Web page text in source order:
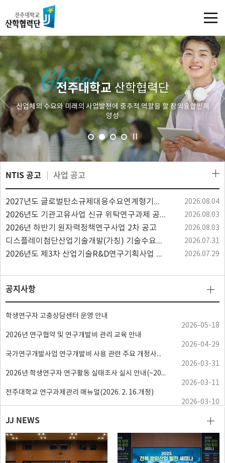
전주대학교산학협력단
산업체의 수요와 미래의 사업발전에 중추적 역할을 할 창의융합인재
양성
NTIS 공고
2027년도 글로벌탄소규제대응수요연계형기술개발사업 기술수요조사 공고 2026.08.04
2026년도 기관고유사업 신규 위탁연구과제 공고(~8.17.) 2026.08.03
2026년 하반기 원자력정책연구사업 2차 공고 2026.08.03
디스플레이첨단산업기술개발(가칭) 기술수요조사 2026.07.31
2026년도 제3차 산업기술R&D연구기획사업 신규지원 대상과제 공고 2026.07.29
사업 공고
공지사항
학생연구자 고충상담센터 운영 안내
2026-05-18
2026년 연구협약 및 연구개발비 관리 교육 안내
2026-04-29
국가연구개발사업 연구개발비 사용 관련 주요 개정사항 안내
2026-03-31
2026년 학생연구자 연구활동 실태조사 실시 안내(~2026. 3. 31.)
2026-03-11
전주대학교 연구과제관리 매뉴얼(2026. 2. 16.개정)
2026-03-10
JJ NEWS